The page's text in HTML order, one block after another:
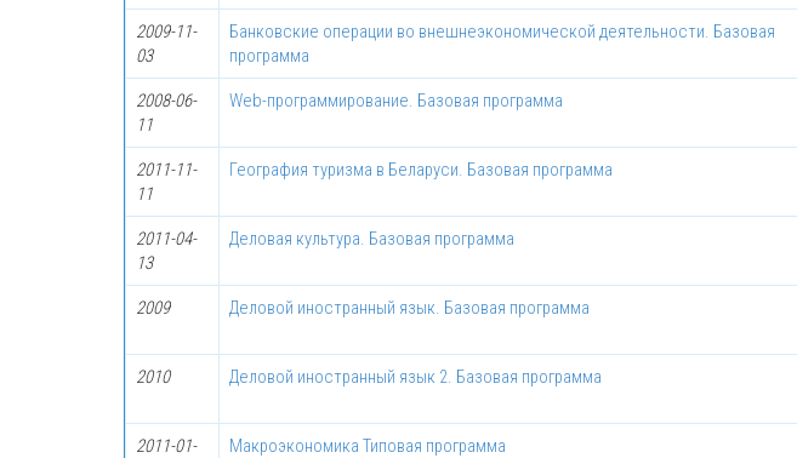
2009-11-
03
Банковские операции во внешнеэкономической деятельности. Базовая
программа
2008-06-
11
Web-программирование. Базовая программа
2011-11-
11
География туризма в Беларуси. Базовая программа
2011-04-
13
Деловая культура. Базовая программа
2009 Деловой иностранный язык. Базовая программа
2010 Деловой иностранный язык 2. Базовая программа
2011-01-
Макроэкономика Типовая программа